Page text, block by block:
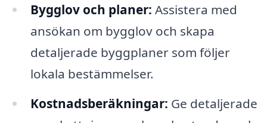
Bygglov och planer: Assistera med
ansökan om bygglov och skapa
detaljerade byggplaner som följer
lokala bestämmelser.
Kostnadsberäkningar: Ge detaljerade